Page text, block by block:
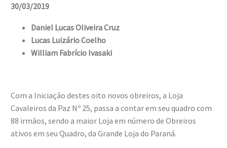
30/03/2019
Daniel Lucas Oliveira Cruz
Lucas Luizário Coelho
William Fabrício Ivasaki
Com a Iniciação destes oito novos obreiros, a Loja
Cavaleiros da Paz Nº 25, passa a contar em seu quadro com
88 irmãos, sendo a maior Loja em número de Obreiros
ativos em seu Quadro, da Grande Loja do Paraná.